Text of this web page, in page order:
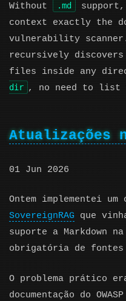
Without .md
context exactly the
vulnerability
recursively discovers
files inside any
dir , no need to
Atualizações
01 Jun 2026
Ontem implementei um
SovereignRAG que
suporte a Markdown
obrigatória de
O problema prático
documentação do